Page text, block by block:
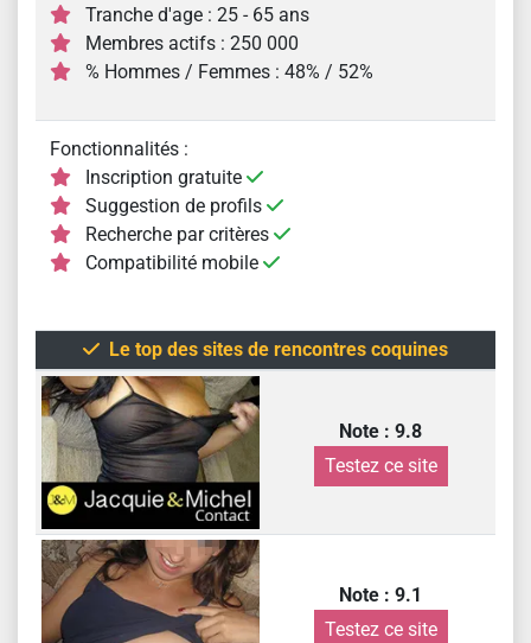
Tranche d'age : 25 - 65 ans
Membres actifs : 250 000
% Hommes / Femmes : 48% / 52%
Fonctionnalités :
Inscription gratuite
Suggestion de profils
Recherche par critères
Compatibilité mobile
Le top des sites de rencontres coquines
Note : 9.8
Testez ce site
Note : 9.1
Testez ce site